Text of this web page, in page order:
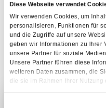
Diese Webseite verwendet
Wir verwenden Cookies, um
personalisieren, Funktionen für
und die Zugriffe auf unsere
geben wir Informationen zu Ihrer
unsere Partner für soziale
Unsere Partner führen diese
weiteren Daten zusammen, die
die sie im Rahmen Ihrer Nutzung
Wildniscamp